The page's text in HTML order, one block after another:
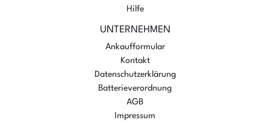
Hilfe
UNTERNEHMEN
Ankaufformular
Kontakt
Datenschutzerklärung
Batterieverordnung
AGB
Impressum